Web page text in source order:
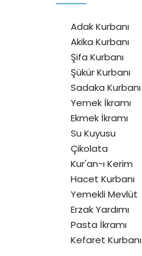
Adak Kurbanı
Akika Kurbanı
Şifa Kurbanı
Şükür Kurbanı
Sadaka Kurbanı
Yemek İkramı
Ekmek İkramı
Su Kuyusu
Çikolata
Kur'an-ı Kerim
Hacet Kurbanı
Yemekli Mevlüt
Erzak Yardımı
Pasta İkramı
Kefaret Kurbanı